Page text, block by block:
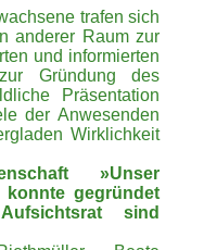
trafen sich
anderer Raum zur
und informierten
Gründung des
Präsentation
der Anwesenden
Wirklichkeit
»Unser
konnte gegründet
sind